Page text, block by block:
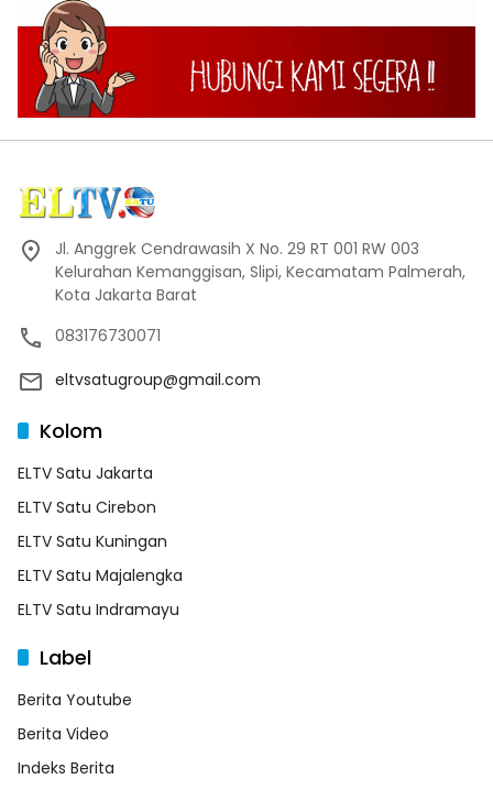
Jl. Anggrek Cendrawasih X No. 29 RT 001 RW 003
Kelurahan Kemanggisan, Slipi, Kecamatam Palmerah,
Kota Jakarta Barat
083176730071
eltvsatugroup@gmail.com
Kolom
ELTV Satu Jakarta
ELTV Satu Cirebon
ELTV Satu Kuningan
ELTV Satu Majalengka
ELTV Satu Indramayu
Label
Berita Youtube
Berita Video
Indeks Berita